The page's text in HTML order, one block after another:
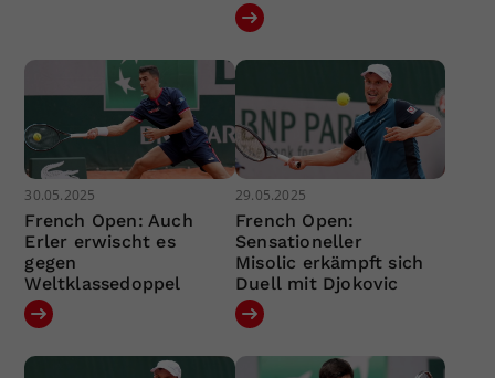
30.05.2025
French Open: Auch
Erler erwischt es
gegen
Weltklassedoppel
29.05.2025
French Open:
Sensationeller
Misolic erkämpft sich
Duell mit Djokovic